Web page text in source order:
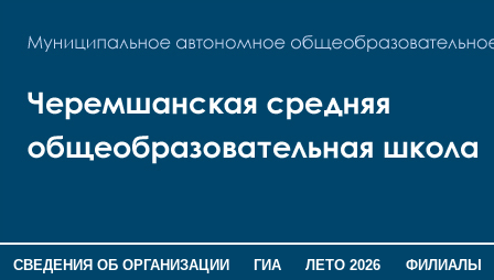
СВЕДЕНИЯ ОБ ОРГАНИЗАЦИИ ГИА ЛЕТО 2026
ФИЛИАЛЫ